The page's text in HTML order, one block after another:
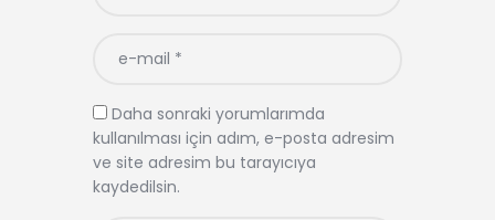
Daha sonraki yorumlarımda
kullanılması için adım, e-posta adresim
ve site adresim bu tarayıcıya
kaydedilsin.